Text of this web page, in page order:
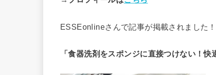
ESSEonlineさんで記事が掲載されました！
「食器洗剤をスポンジに直接つけない！快